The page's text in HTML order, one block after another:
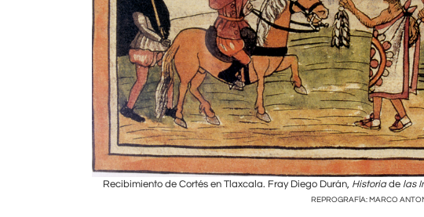
Recibimiento de Cortés en Tlaxcala. Fray Diego Durán, Historiade las
REPROGRAFÍA: MARCO